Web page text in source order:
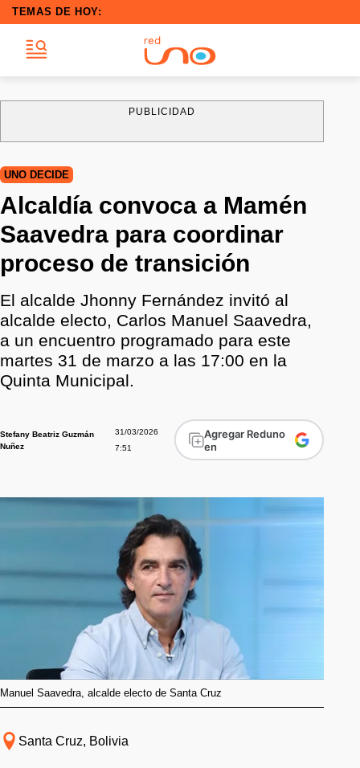
TEMAS DE HOY:
PUBLICIDAD
UNO DECIDE
Alcaldía convoca a Mamén
Saavedra para coordinar
proceso de transición
El alcalde Jhonny Fernández invitó al
alcalde electo, Carlos Manuel Saavedra,
a un encuentro programado para este
martes 31 de marzo a las 17:00 en la
Quinta Municipal.
Stefany Beatriz Guzmán
Nuñez
31/03/2026
7:51
Agregar Reduno
en
Manuel Saavedra, alcalde electo de Santa Cruz
Santa Cruz, Bolivia